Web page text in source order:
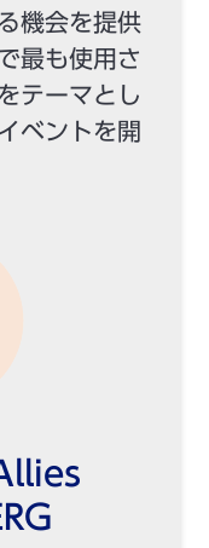
機会を提供
最も使用さ
テーマとし
ベントを開